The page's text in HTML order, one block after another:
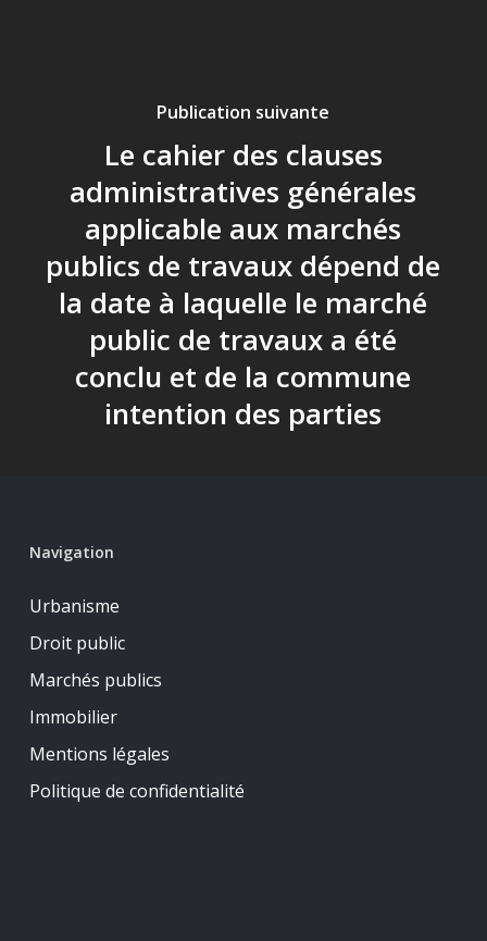
Publication suivante
Le cahier des clauses
administratives générales
applicable aux marchés
publics de travaux dépend de
la date à laquelle le marché
public de travaux a été
conclu et de la commune
intention des parties
Navigation
Urbanisme
Droit public
Marchés publics
Immobilier
Mentions légales
Politique de confidentialité